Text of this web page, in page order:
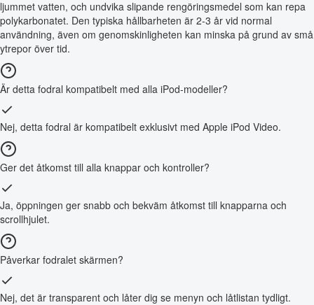
ljummet vatten, och undvika slipande rengöringsmedel som kan repa
polykarbonatet. Den typiska hållbarheten är 2-3 år vid normal
användning, även om genomskinligheten kan minska på grund av små
ytrepor över tid.
Är detta fodral kompatibelt med alla iPod-modeller?
Nej, detta fodral är kompatibelt exklusivt med Apple iPod Video.
Ger det åtkomst till alla knappar och kontroller?
Ja, öppningen ger snabb och bekväm åtkomst till knapparna och
scrollhjulet.
Påverkar fodralet skärmen?
Nej, det är transparent och låter dig se menyn och låtlistan tydligt.